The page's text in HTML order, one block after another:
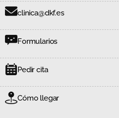
clinica@dkf.es
Formularios
Pedir cita
Cómo llegar